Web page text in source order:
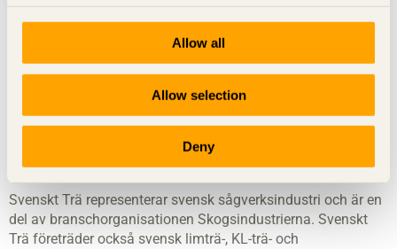
Allow all
Allow selection
Deny
Visa sajtkarta
träbyggande för att främja ett hållbart samhälle och en
livskraftig sågverksnäring. Det gör vi genom att inspirera,
utbilda och driva teknisk utveckling.
Svenskt Trä representerar svensk sågverksindustri och är en
del av branschorganisationen Skogsindustrierna. Svenskt
Trä företräder också svensk limträ-, KL-trä- och